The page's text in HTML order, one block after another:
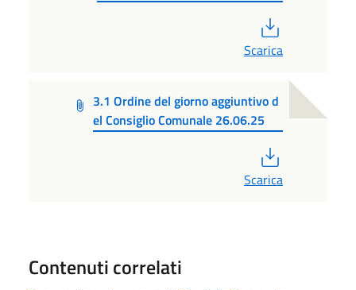
Scarica
3.1 Ordine del giorno aggiuntivo d
el Consiglio Comunale 26.06.25
Scarica
Contenuti correlati